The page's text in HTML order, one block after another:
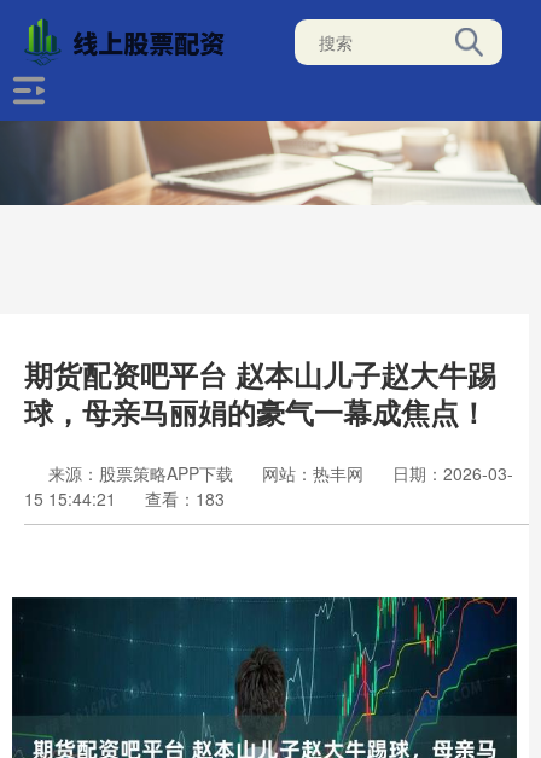
期货配资吧平台 赵本山儿子赵大牛踢
球，母亲马丽娟的豪气一幕成焦点！
来源：股票策略APP下载 网站：热丰网
日期：2026-03-
15 15:44:21
查看：183